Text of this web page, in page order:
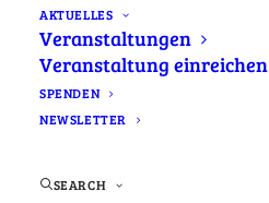
AKTUELLES
Veranstaltungen
Veranstaltung einreichen
SPENDEN
NEWSLETTER
SEARCH